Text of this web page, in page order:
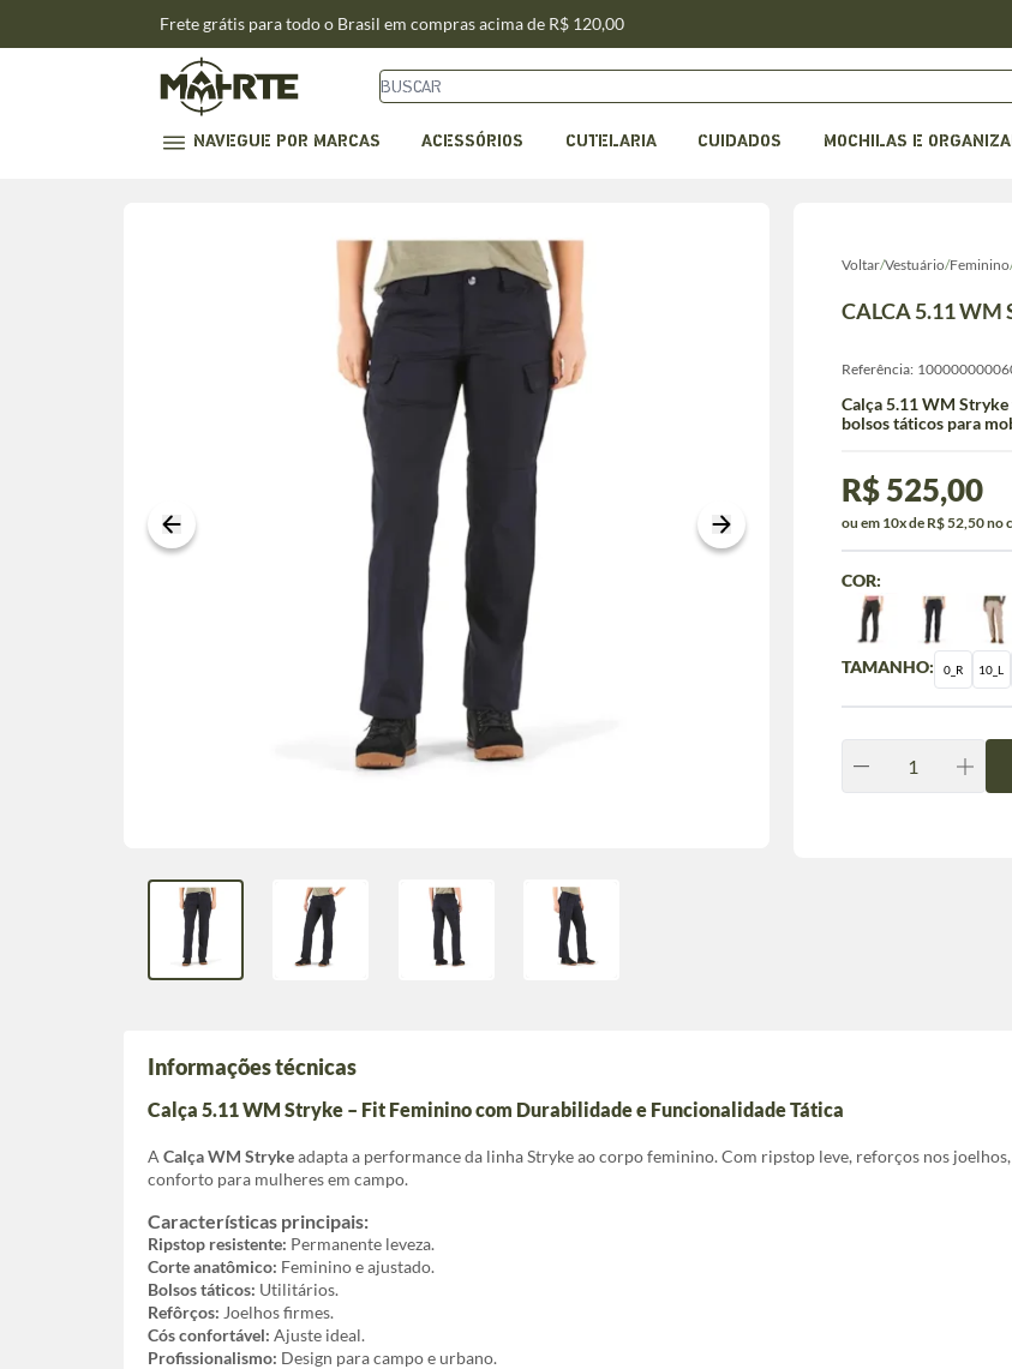
Frete grátis para todo o Brasil em compras acima de R$ 120,00
NAVEGUE POR MARCAS ACESSÓRIOS CUTELARIA CUIDADOS MOCHILAS E
Voltar/Vestuário/Feminino
CALCA 5.11 WM
Referência:
Calça 5.11 WM
bolsos táticos para
R$ 525,00
ou em 10x de R$ 52,50 no
TAMANHO: 0_R 10_L
COR:
Informações técnicas
Calça 5.11 WM Stryke – Fit Feminino com Durabilidade e Funcionalidade Tática
A Calça WM Strykeadapta a performance da linha Stryke ao corpo feminino. Com ripstop leve, reforços nos
conforto para mulheres em campo.
Características principais:
Ripstop resistente: Permanente leveza.
Corte anatômico: Feminino e ajustado.
Bolsos táticos: Utilitários.
Refôrços: Joelhos firmes.
Cós confortável: Ajuste ideal.
Profissionalismo: Design para campo e urbano.